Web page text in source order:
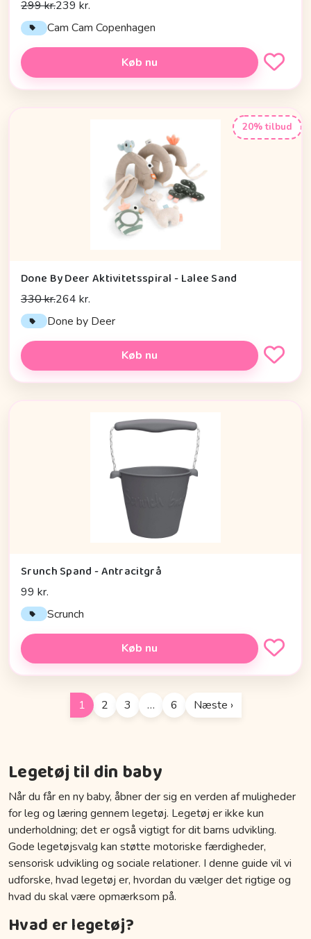
299 kr.239 kr.
Cam Cam Copenhagen
Køb nu
20% tilbud
Done By Deer Aktivitetsspiral - Lalee Sand
330 kr.264 kr.
Done by Deer
Køb nu
Srunch Spand - Antracitgrå
99 kr.
Scrunch
Køb nu
1 2 3 … 6 Næste ›
Legetøj til din baby
Når du får en ny baby, åbner der sig en verden af muligheder
for leg og læring gennem legetøj. Legetøj er ikke kun
underholdning; det er også vigtigt for dit barns udvikling.
Gode legetøjsvalg kan støtte motoriske færdigheder,
sensorisk udvikling og sociale relationer. I denne guide vil vi
udforske, hvad legetøj er, hvordan du vælger det rigtige og
hvad du skal være opmærksom på.
Hvad er legetøj?